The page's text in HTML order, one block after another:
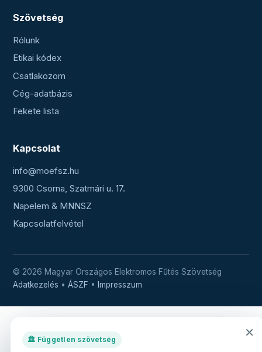
Szövetség
Rólunk
Etikai kódex
Csatlakozom
Cég-adatbázis
Fekete lista
Kapcsolat
info@moefsz.hu
9300 Csorna, Szatmári u. 17.
Napelem & MNNSZ
Kapcsolatfelvétel
© 2026 Magyar Országos Elektromos Fűtés Szövetség
Adatkezelés • ÁSZF • Impresszum
×
🏛️ Független szövetség